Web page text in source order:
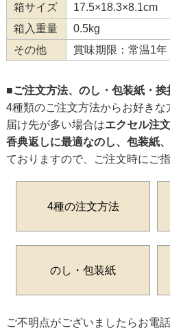
箱サイズ
17.5×18.3×8.1cm
箱入重量
0.5kg
その他
賞味期限：常温1
■ご注文方法、のし・包装紙・挨
4種類のご注文方法からお好き
届け先が多い場合はエクセル注
香典返しに最適なのし、包装紙
ておりますので、ご注文時にご指
4種の注文方法
のし・包装紙
ご不明点がございましたらお電